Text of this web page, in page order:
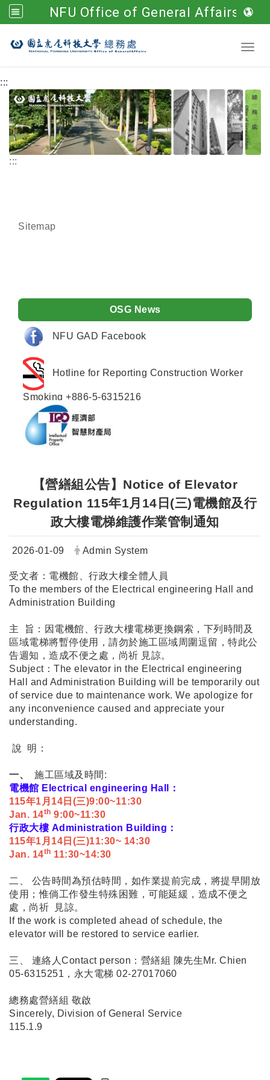
NFU Office of General Affairs
Go to main content
:::
:::
Sitemap
OSG News
NFU GAD Facebook
Hotline for Reporting Construction Worker
Smoking +886-5-6315216
【營繕組公告】Notice of Elevator
Regulation 115年1月14日(三)電機館及行
政大樓電梯維護作業管制通知
Date:
2026-01-09 Author:
Admin System
受文者：電機館、行政大樓全體人員
To the members of the Electrical engineering Hall and
Administration Building
主 旨：因電機館、行政大樓電梯更換鋼索，下列時間及
區域電梯將暫停使用，請勿於施工區域周圍逗留，特此公
告週知，造成不便之處，尚祈 見諒。
Subject：The elevator in the Electrical engineering
Hall and Administration Building will be temporarily out
of service due to maintenance work. We apologize for
any inconvenience caused and appreciate your
understanding.
說 明：
一、 施工區域及時間:
電機館 Electrical engineering Hall：
115年1月14日(三)9:00~11:30
Jan. 14th 9:00~11:30
行政大樓 Administration Building：
115年1月14日(三)11:30~ 14:30
Jan. 14th 11:30~14:30
二、 公告時間為預估時間，如作業提前完成，將提早開放
使用；惟倘工作發生特殊困難，可能延緩，造成不便之
處，尚祈 見諒。
If the work is completed ahead of schedule, the
elevator will be restored to service earlier.
三、 連絡人Contact person：營繕組 陳先生Mr. Chien
05-6315251，永大電梯 02-27017060
總務處營繕組 敬啟
Sincerely, Division of General Service
115.1.9